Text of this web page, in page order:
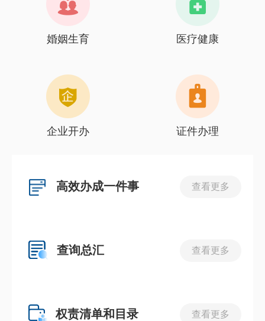
婚姻生育 医疗健康
企业开办 证件办理
高效办成一件事 查看更多
查询总汇 查看更多
权责清单和目录 查看更多